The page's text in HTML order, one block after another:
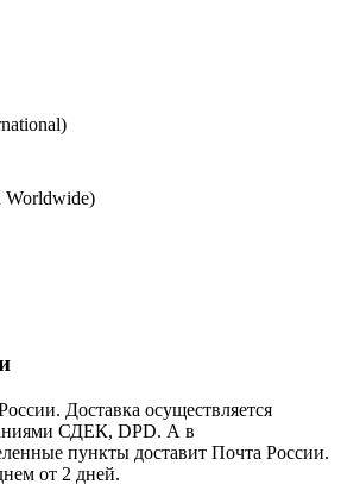
Worldwide)
Доставка осуществляется
СДЕК, DPD. А в
пункты доставит Почта России.
от 2 дней.